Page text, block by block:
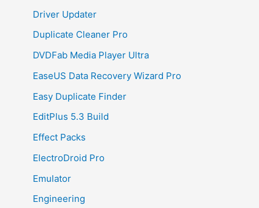
Driver Updater
Duplicate Cleaner Pro
DVDFab Media Player Ultra
EaseUS Data Recovery Wizard Pro
Easy Duplicate Finder
EditPlus 5.3 Build
Effect Packs
ElectroDroid Pro
Emulator
Engineering